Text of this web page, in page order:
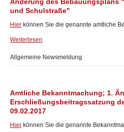
und Schulstraße"
Hier können Sie die genannte amtliche
Weiterlesen
Allgemeine Newsmeldung
Amtliche Bekanntmachung; 1.
Erschließungsbeitragssatzung
09.02.2017
Hier können Sie die genannte